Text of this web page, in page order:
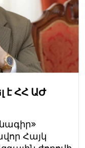
է ՀՀ ԱԺ
Հայկ